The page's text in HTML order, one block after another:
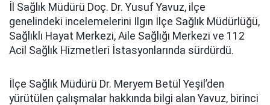
İl Sağlık Müdürü Doç. Dr. Yusuf Yavuz, ilçe
genelindeki incelemelerini Ilgın İlçe Sağlık Müdürlüğü,
Sağlıklı Hayat Merkezi, Aile Sağlığı Merkezi ve 112
Acil Sağlık Hizmetleri İstasyonlarında sürdürdü.
İlçe Sağlık Müdürü Dr. Meryem Betül Yeşil’den
yürütülen çalışmalar hakkında bilgi alan Yavuz, birinci